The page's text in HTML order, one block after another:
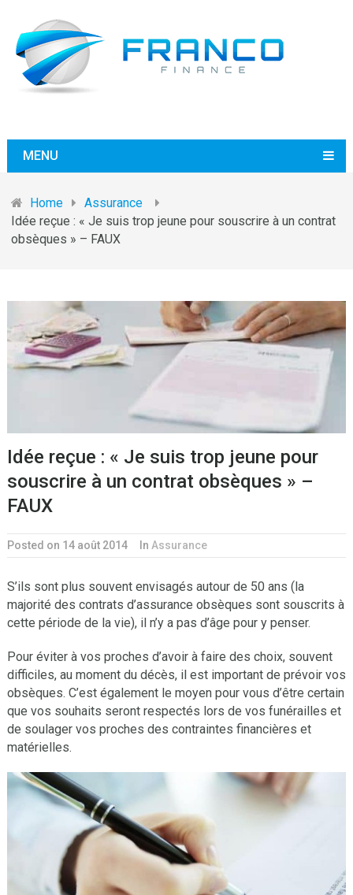
MENU
Home
Assurance
Idée reçue : « Je suis trop jeune pour souscrire à un contrat
obsèques » – FAUX
Idée reçue : « Je suis trop jeune pour
souscrire à un contrat obsèques » –
FAUX
Posted on 14 août 2014 In Assurance
S’ils sont plus souvent envisagés autour de 50 ans (la
majorité des contrats d’assurance obsèques sont souscrits à
cette période de la vie), il n’y a pas d’âge pour y penser.
Pour éviter à vos proches d’avoir à faire des choix, souvent
difficiles, au moment du décès, il est important de prévoir vos
obsèques. C’est également le moyen pour vous d’être certain
que vos souhaits seront respectés lors de vos funérailles et
de soulager vos proches des contraintes financières et
matérielles.